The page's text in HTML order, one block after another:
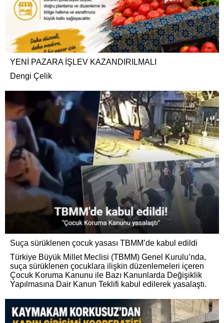
YENİ PAZARA İŞLEV KAZANDIRILMALI
Dengi Çelik
Suça sürüklenen çocuk yasası TBMM’de kabul edildi
Türkiye Büyük Millet Meclisi (TBMM) Genel Kurulu’nda,
suça sürüklenen çocuklara ilişkin düzenlemeleri içeren
Çocuk Koruma Kanunu ile Bazı Kanunlarda Değişiklik
Yapılmasına Dair Kanun Teklifi kabul edilerek yasalaştı.